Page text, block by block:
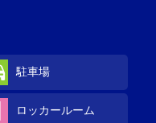
駐車場
ロッカールーム